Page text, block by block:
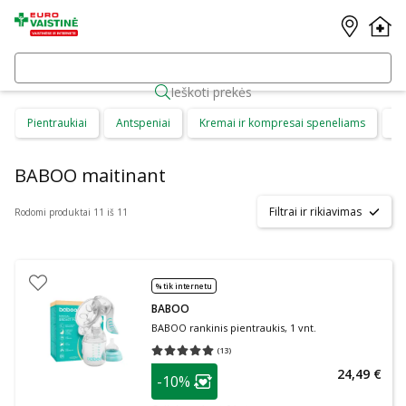
Ieškoti prekės
Pientraukiai Antspeniai Kremai ir kompresai speneliams
BABOO maitinant
Rodomi produktai 11 iš 11 Filtrai ir rikiavimas
% tik internetu
BABOO
BABOO rankinis pientraukis, 1 vnt.
(13)
Vidutinis įvertinimas 5.00
patarimas
Lojalumo klubo narių nuolaida
-10% 24,49 €